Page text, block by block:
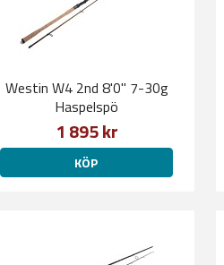
Westin W4 2nd 8'0'' 7-30g
Haspelspö
1 895 kr
KÖP